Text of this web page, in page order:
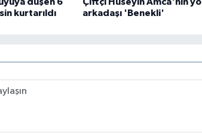
kurtarıldı
arkadaşı 'Benekli'